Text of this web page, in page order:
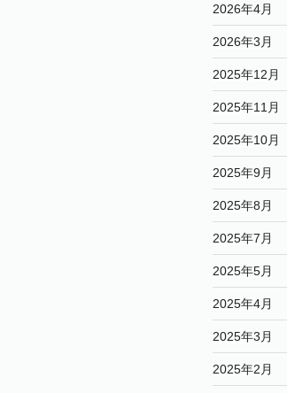
2026年4月
2026年3月
2025年12月
2025年11月
2025年10月
2025年9月
2025年8月
2025年7月
2025年5月
2025年4月
2025年3月
2025年2月